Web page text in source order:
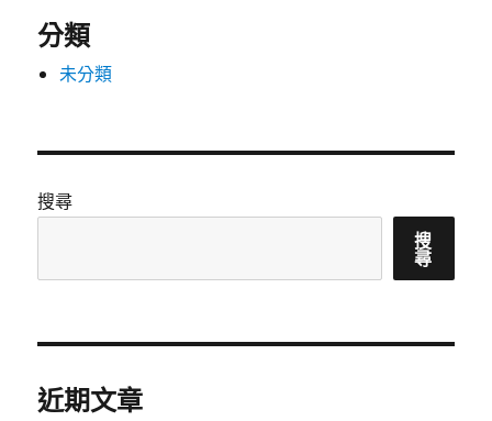
分類
未分類
搜尋
搜
尋
近期文章